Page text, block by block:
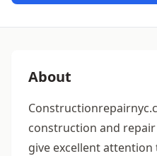
About
construction and repair
give excellent